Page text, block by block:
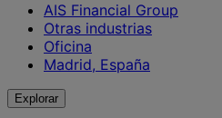
AIS Financial Group
Otras industrias
Oficina
Madrid, España
Explorar